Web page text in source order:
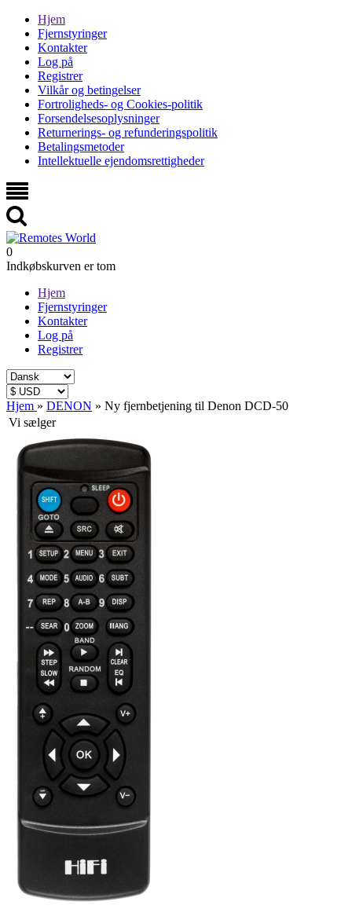
Hjem
Fjernstyringer
Kontakter
Log på
Registrer
Vilkår og betingelser
Fortroligheds- og Cookies-politik
Forsendelsesoplysninger
Returnerings- og refunderingspolitik
Betalingsmetoder
Intellektuelle ejendomsrettigheder
0
Indkøbskurven er tom
Hjem
Fjernstyringer
Kontakter
Log på
Registrer
Hjem » DENON » Ny fjernbetjening til Denon DCD-50
Vi sælger